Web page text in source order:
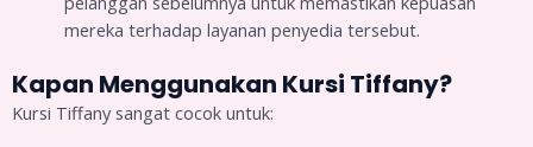
mereka terhadap layanan penyedia tersebut.
Kapan Menggunakan Kursi Tiffany?
Kursi Tiffany sangat cocok untuk: